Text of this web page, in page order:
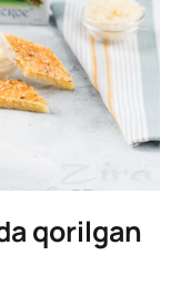
qorilgan